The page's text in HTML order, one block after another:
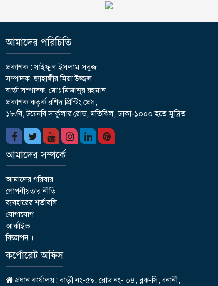
আমাদের পরিচিতি
প্রকাশক : সাইফুল ইসলাম সবুজ
সম্পাদক: জাহাঙ্গীর মিয়া উজ্জল
বার্তা সম্পাদক: মোঃ মিজানুর রহমান
প্রকাশক কতৃর্ক রশিদ প্রিন্টিং প্রেস,
১৮/বি, টয়েনবি সার্কুলার রোড, মতিঝিল, ঢাকা-১০০০ হতে মুদ্রিত।
আমাদের সম্পর্কে
আমাদের পরিবার
গোপনীয়তার নীতি
ব্যবহারের শর্তাবলি
যোগাযোগ
আর্কাইভ
বিজ্ঞাপন ।
কর্পোরেট অফিস
প্রধান কার্যালয় : বাড়ী নং-৫৯, রোড নং- ০৪, ব্লক-সি, বনানী,